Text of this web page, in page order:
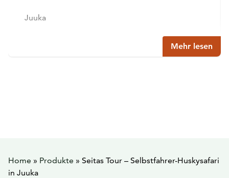
Juuka
Mehr lesen
Home » Produkte » Seitas Tour – Selbstfahrer-Huskysafari
in Juuka